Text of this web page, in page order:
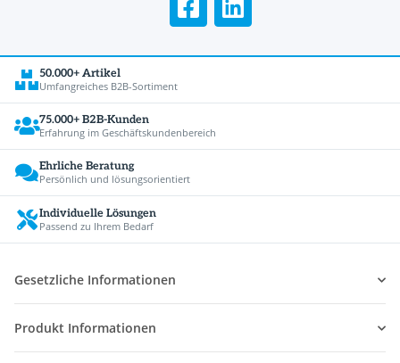
50.000+ Artikel
Umfangreiches B2B-Sortiment
75.000+ B2B-Kunden
Erfahrung im Geschäftskundenbereich
Ehrliche Beratung
Persönlich und lösungsorientiert
Individuelle Lösungen
Passend zu Ihrem Bedarf
Gesetzliche Informationen
Produkt Informationen